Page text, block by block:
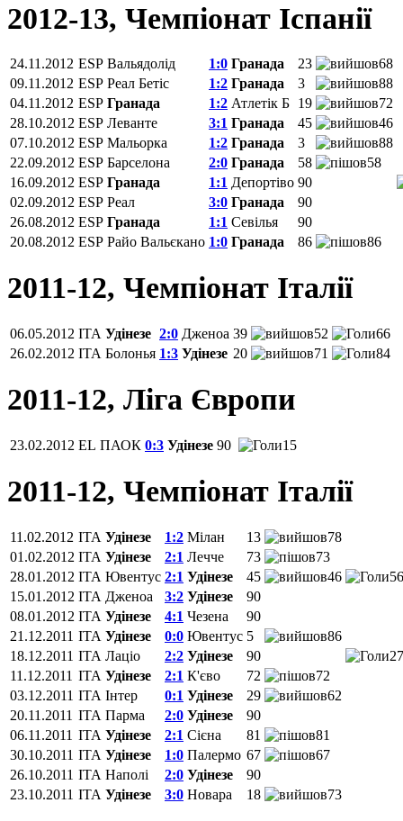
2012-13, Чемпiонат Іспанії
24.11.2012 ESP Вальядолід 1:0 Гранада 23
68
09.11.2012 ESP Реал Бетіс 1:2 Гранада 3
88
04.11.2012 ESP Гранада 1:2 Атлетік Б 19
72
28.10.2012 ESP Леванте 3:1 Гранада 45
46
07.10.2012 ESP Мальорка 1:2 Гранада 3
88
22.09.2012 ESP Барселона 2:0 Гранада 58
58
16.09.2012 ESP Гранада 1:1 Депортіво 90
02.09.2012 ESP Реал 3:0 Гранада
90
26.08.2012 ESP Гранада 1:1 Севілья
90
20.08.2012 ESP Райо Вальєкано 1:0 Гранада 86 86
2011-12, Чемпіонат Італії
06.05.2012 ITA Удінезе 2:0 Дженоа 39 52
66
26.02.2012 ITA Болонья 1:3 Удінезе 20 71 84
2011-12, Ліга Європи
23.02.2012 EL ПАОК 0:3 Удінезе 90 15
2011-12, Чемпіонат Італії
11.02.2012 ITA Удінезе 1:2 Мілан 13
78
01.02.2012 ITA Удінезе 2:1 Лечче 73
73
28.01.2012 ITA Ювентус 2:1 Удінезе 45 46
56
15.01.2012 ITA Дженоа 3:2 Удінезе
90
08.01.2012 ITA Удінезе 4:1 Чезена
90
21.12.2011 ITA Удінезе 0:0 Ювентус 5
86
18.12.2011 ITA Лаціо 2:2 Удінезе 90
27
11.12.2011 ITA Удінезе 2:1 К'єво 72
72
03.12.2011 ITA Інтер 0:1 Удінезе 29
62
20.11.2011 ITA Парма 2:0 Удінезе
90
06.11.2011 ITA Удінезе 2:1 Сієна 81
81
30.10.2011 ITA Удінезе 1:0 Палермо 67
67
26.10.2011 ITA Наполі 2:0 Удінезе
90
23.10.2011 ITA Удінезе 3:0 Новара 18 73